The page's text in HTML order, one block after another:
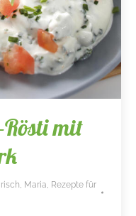
mit
Maria Rezepte für